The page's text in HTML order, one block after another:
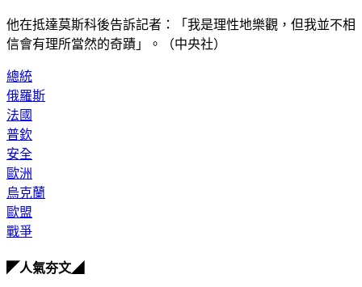
他在抵達莫斯科後告訴記者：「我是理性地樂觀，但我並不相
信會有理所當然的奇蹟」。（中央社）
總統
俄羅斯
法國
普欽
安全
歐洲
烏克蘭
歐盟
戰爭
◤人氣夯文◢